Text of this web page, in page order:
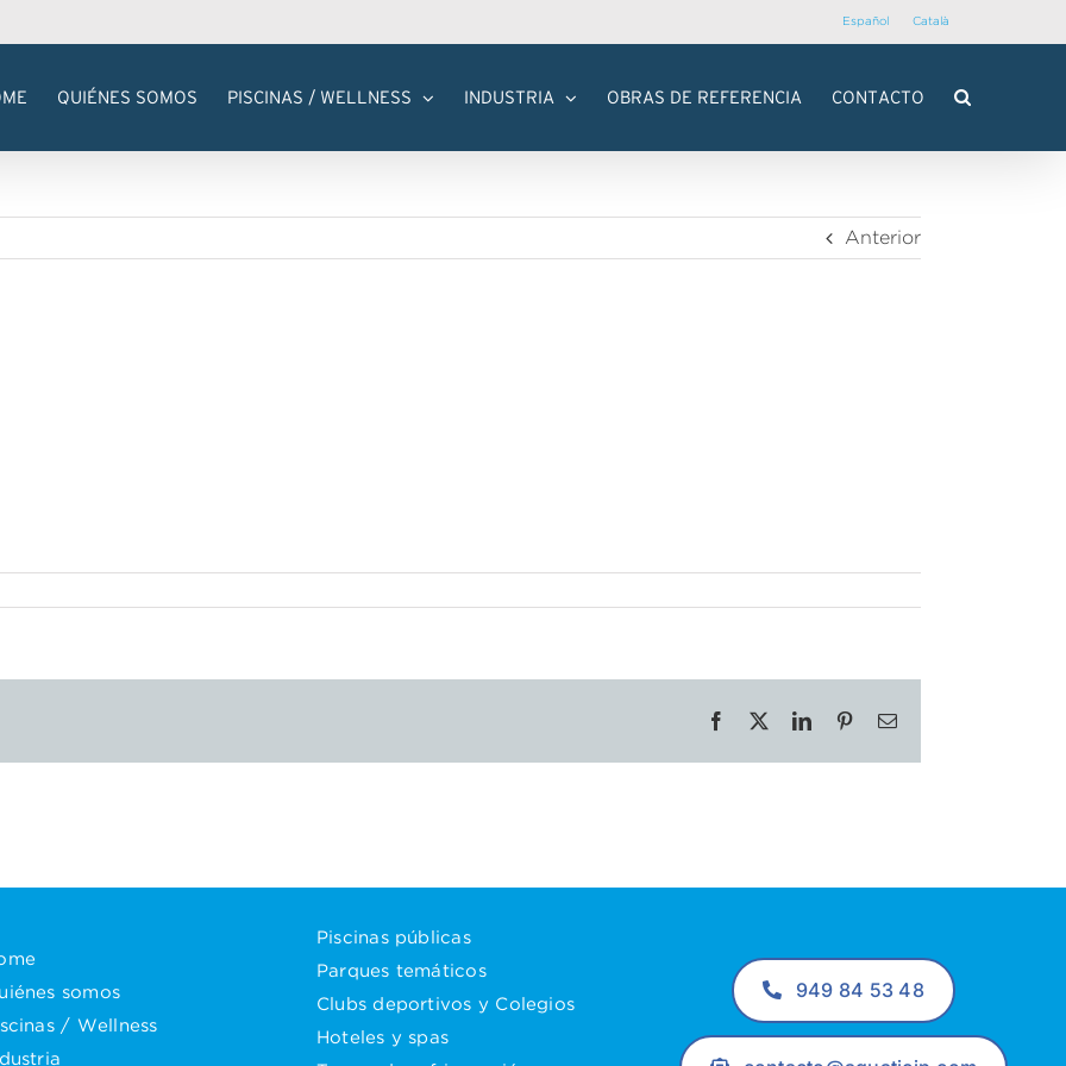
Español Català
QUIÉNES SOMOS PISCINAS / WELLNESS INDUSTRIA OBRAS DE REFERENCIA CONTACTO
Anterior
Facebook LinkedInPinterestCorreo
somos
/ Wellness
Piscinas públicas
Parques temáticos
Clubs deportivos y Colegios
Hoteles y spas
949 84 53 48